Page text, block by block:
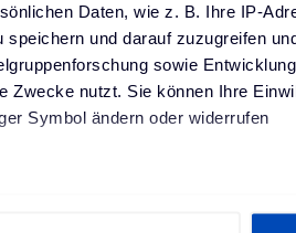
Daten, wie z. B. Ihre IP-
und darauf zuzugreifen
sowie
Zwecke nutzt. Sie können Ihre
Symbol ändern oder widerrufen
Système de gestion de l'énergie solaire SMARTFOX PRO 2